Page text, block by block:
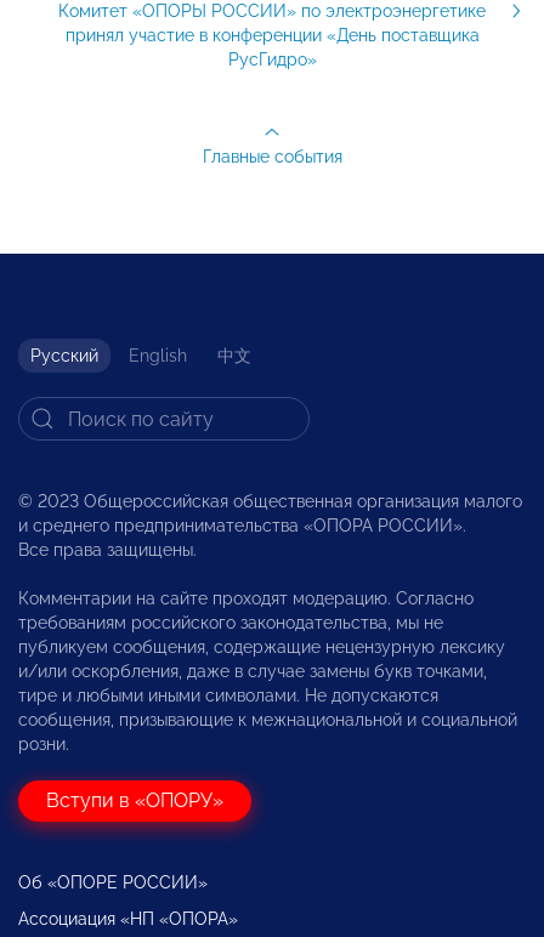
Комитет «ОПОРЫ РОССИИ» по электроэнергетике
принял участие в конференции «День поставщика
РусГидро»
Главные события
Русский English 中文
© 2023 Общероссийская общественная организация малого
и среднего предпринимательства «ОПОРА РОССИИ».
Все права защищены.
Комментарии на сайте проходят модерацию. Согласно
требованиям российского законодательства, мы не
публикуем сообщения, содержащие нецензурную лексику
и/или оскорбления, даже в случае замены букв точками,
тире и любыми иными символами. Не допускаются
сообщения, призывающие к межнациональной и социальной
розни.
Вступи в «ОПОРУ»
Об «ОПОРЕ РОССИИ»
Ассоциация «НП «ОПОРА»